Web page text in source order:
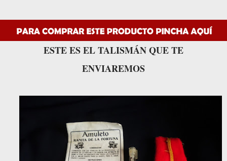
ESTE ES EL TALISMÁN QUE TE
ENVIAREMOS